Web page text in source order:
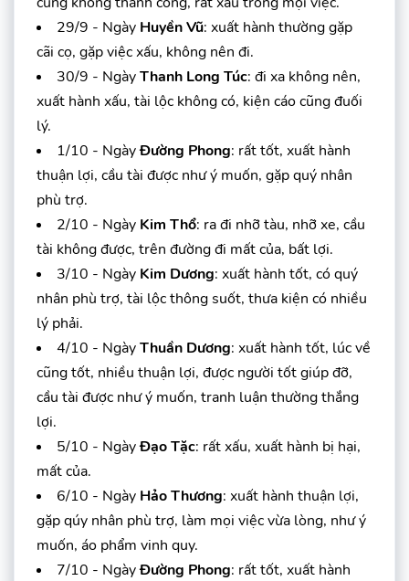
29/9 - Ngày Huyền Vũ: xuất hành thường gặp
cãi cọ, gặp việc xấu, không nên đi.
30/9 - NgàyThanh Long Túc: đi xa không nên,
xuất hành xấu, tài lộc không có, kiện cáo cũng đuối
lý.
1/10 - NgàyĐường Phong: rất tốt, xuất hành
thuận lợi, cầu tài được như ý muốn, gặp quý nhân
phù trợ.
2/10 - Ngày Kim Thổ: ra đi nhỡ tàu, nhỡ xe, cầu
tài không được, trên đường đi mất của, bất lợi.
3/10 - Ngày Kim Dương: xuất hành tốt, có quý
nhân phù trợ, tài lộc thông suốt, thưa kiện có nhiều
lý phải.
4/10 - NgàyThuần Dương: xuất hành tốt, lúc về
cũng tốt, nhiều thuận lợi, được người tốt giúp đỡ,
cầu tài được như ý muốn, tranh luận thường thắng
lợi.
5/10 - NgàyĐạo Tặc: rất xấu, xuất hành bị hại,
mất của.
6/10 - Ngày Hảo Thương: xuất hành thuận lợi,
gặp qúy nhân phù trợ, làm mọi việc vừa lòng, như ý
muốn, áo phẩm vinh quy.
7/10 - NgàyĐường Phong: rất tốt, xuất hành